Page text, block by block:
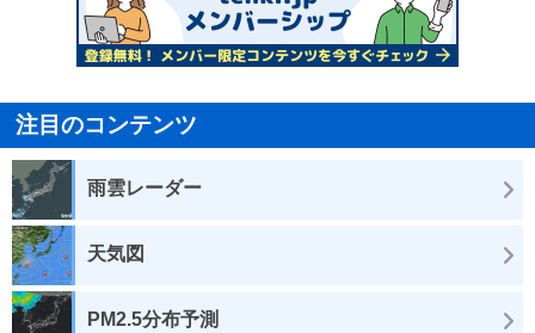
注目のコンテンツ
雨雲レーダー
天気図
PM2.5分布予測